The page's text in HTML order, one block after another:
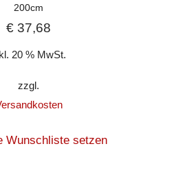
200cm
€ 37,68
20 % MwSt.
zzgl.
Wunschliste setzen